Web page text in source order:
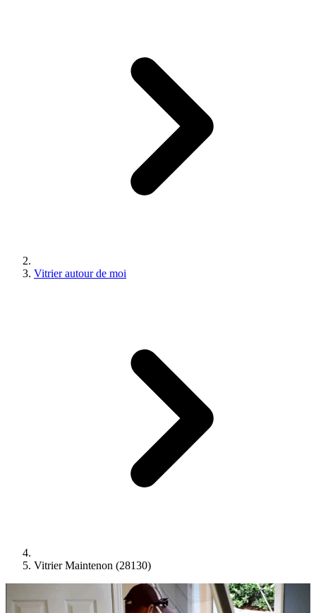
Vitrier autour de moi
Vitrier Maintenon (28130)